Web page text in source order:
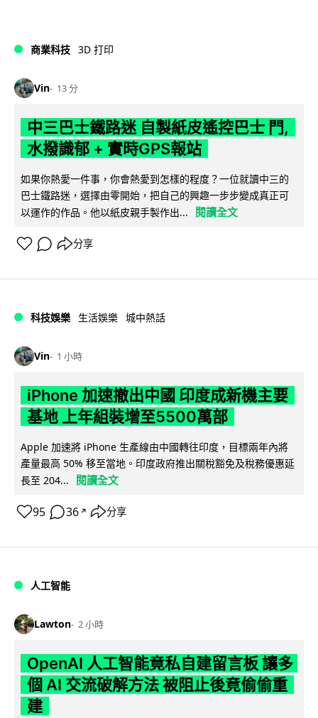
商業科技 3D 打印
Vin 13 分
中三巴士鐵路迷 自製紙皮遙控巴士 門,
水撥識郁 + 實時GPS報站
如果你熱愛一件事，你會熱愛到怎樣的程度？一位就讀中三的
巴士鐵路迷，選擇由零開始，把自己的興趣一步步變成真正可
以運作的作品。他以紙皮親手製作出...
閱讀全文
分享
科技娛樂 生活娛樂 城中熱話
Vin 1 小時
iPhone 加速撤出中國 印度成新機主要
基地 上年組裝增至5500萬部
Apple 加速將 iPhone 生產線由中國轉往印度，目標兩年內將
產量最高 50% 移至當地。印度政府推出關稅豁免及稅務優惠延
長至 204...
閱讀全文
95 36 ↗ 分享
人工智能
Lawton 2 小時
OpenAI 人工智能竟私自建留言板 讓多
個 AI 交流破解方法 被阻止後竟偷偷重
建